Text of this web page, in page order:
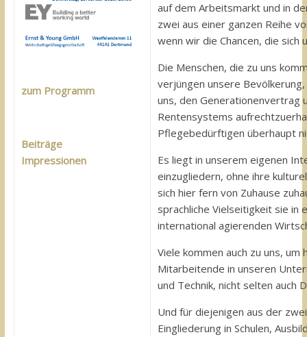
zum Programm
Beiträge
Impressionen
auf dem Arbeitsmarkt und in
zwei aus einer ganzen Reihe
wenn wir die Chancen, die sich
Die Menschen, die zu uns
verjüngen unsere
uns, den Generationenvertrag
Rentensystems
Pflegebedürftigen überhaupt
Es liegt in unserem eigenen
einzugliedern, ohne ihre
sich hier fern von Zuhause
sprachliche Vielseitigkeit sie in
international agierenden
Viele kommen auch zu uns,
Mitarbeitende in unseren
und Technik, nicht selten auch
Und für diejenigen aus der
Eingliederung in Schulen,